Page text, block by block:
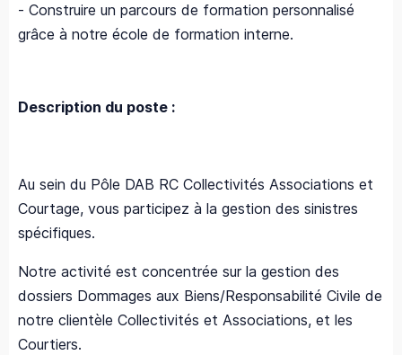
- Construire un parcours de formation personnalisé
grâce à notre école de formation interne.
Description du poste :
Au sein du Pôle DAB RC Collectivités Associations et
Courtage, vous participez à la gestion des sinistres
spécifiques.
Notre activité est concentrée sur la gestion des
dossiers Dommages aux Biens/Responsabilité Civile de
notre clientèle Collectivités et Associations, et les
Courtiers.